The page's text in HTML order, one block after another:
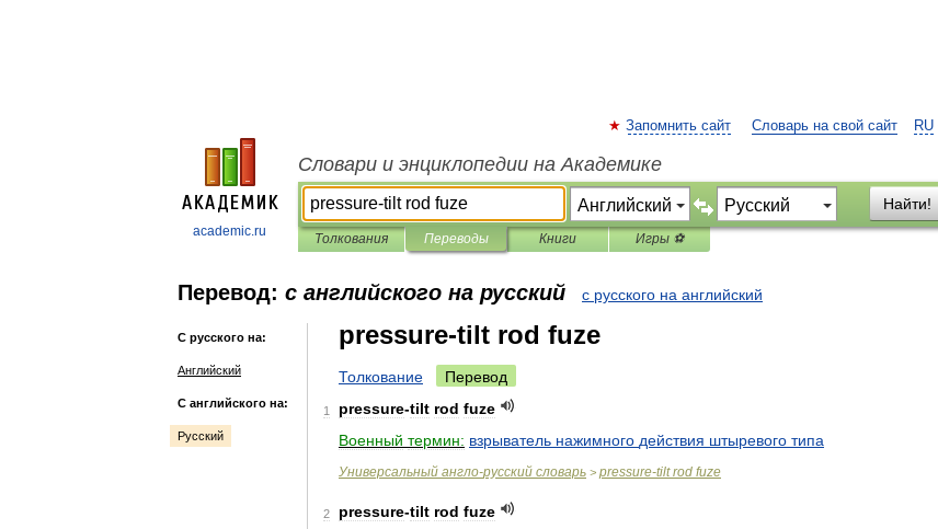
academic.ru
RU
Запомнить сайт Словарь на свой сайт
Словари и энциклопедии на Академике
Найти!
Толкования Переводы Книги Игры ⚽
Перевод: с английского на русский с русского на английский
С русского на:
Английский
С английского на:
Русский
pressure-tilt rod fuze
Толкование Перевод
1 pressure-tilt rod fuze
Военный термин: взрыватель нажимного действия штыревого типа
Универсальный англо-русский словарь > pressure-tilt rod fuze
2 pressure-tilt rod fuze